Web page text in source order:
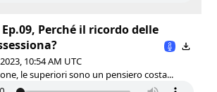
Ep.09, Perché il ricordo delle
10:54 AM UTC
le superiori sono un pensiero costa...